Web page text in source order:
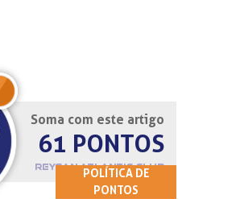
Soma com este artigo
61 PONTOS
REYSAN ATLANTIC CLUB
POLÍTICA DE
PONTOS